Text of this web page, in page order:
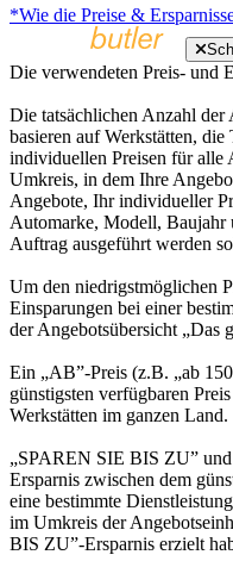
*Wie die Preise &
Die verwendeten Preis- und
Die tatsächlichen Anzahl der
basieren auf Werkstätten,
individuellen Preisen für alle
Umkreis, in dem Ihre
Angebote, Ihr individueller
Automarke, Modell,
Auftrag ausgeführt werden
Um den niedrigstmöglichen
Einsparungen bei einer
der Angebotsübersicht „Das
Ein „AB”-Preis (z.B. „ab
günstigsten verfügbaren
Werkstätten im ganzen Land.
„SPAREN SIE BIS ZU”
Ersparnis zwischen dem
eine bestimmte
im Umkreis der
BIS ZU”-Ersparnis erzielt